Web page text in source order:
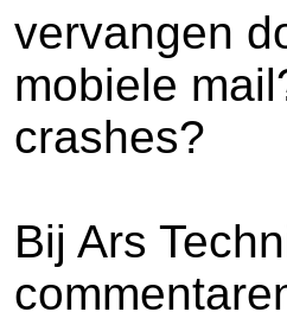
vervangen
mobiele
crashes?
Bij Ars